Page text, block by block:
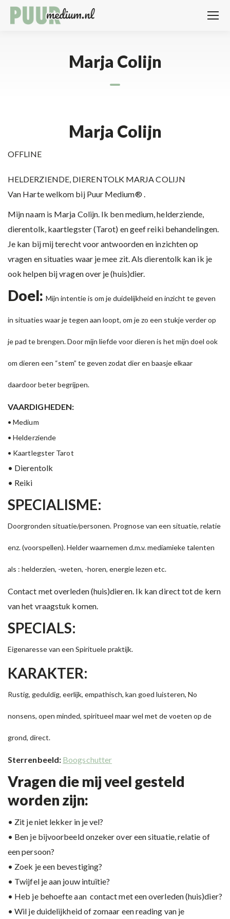
Marja Colijn
Marja Colijn
OFFLINE
HELDERZIENDE, DIERENTOLK MARJA COLIJN
Van Harte welkom bij Puur Medium® .
Mijn naam is Marja Colijn. Ik ben medium, helderziende,
dierentolk, kaartlegster (Tarot) en geef reiki behandelingen.
Je kan bij mij terecht voor antwoorden en inzichten op
vragen en situaties waar je mee zit. Als dierentolk kan ik je
ook helpen bij vragen over je (huis)dier.
Doel: Mijn intentie is om je duidelijkheid en inzicht te geven
in situaties waar je tegen aan loopt, om je zo een stukje verder op
je pad te brengen. Door mijn liefde voor dieren is het mijn doel ook
om dieren een “stem” te geven zodat dier en baasje elkaar
daardoor beter begrijpen.
VAARDIGHEDEN:
• Medium
• Helderziende
• Kaartlegster Tarot
• Dierentolk
• Reiki
SPECIALISME:
Doorgronden situatie/personen. Prognose van een situatie, relatie
enz. (voorspellen). Helder waarnemen d.m.v. mediamieke talenten
als : helderzien, -weten, -horen, energie lezen etc.
Contact met overleden (huis)dieren. Ik kan direct tot de kern
van het vraagstuk komen.
SPECIALS:
Eigenaresse van een Spirituele praktijk.
KARAKTER:
Rustig, geduldig, eerlijk, empathisch, kan goed luisteren, No
nonsens, open minded, spiritueel maar wel met de voeten op de
grond, direct.
Sterrenbeeld: Boogschutter
Vragen die mij veel gesteld
worden zijn:
• Zit je niet lekker in je vel?
• Ben je bijvoorbeeld onzeker over een situatie, relatie of
een persoon?
• Zoek je een bevestiging?
• Twijfel je aan jouw intuïtie?
• Heb je behoefte aan contact met een overleden (huis)dier?
• Wil je duidelijkheid of zomaar een reading van je